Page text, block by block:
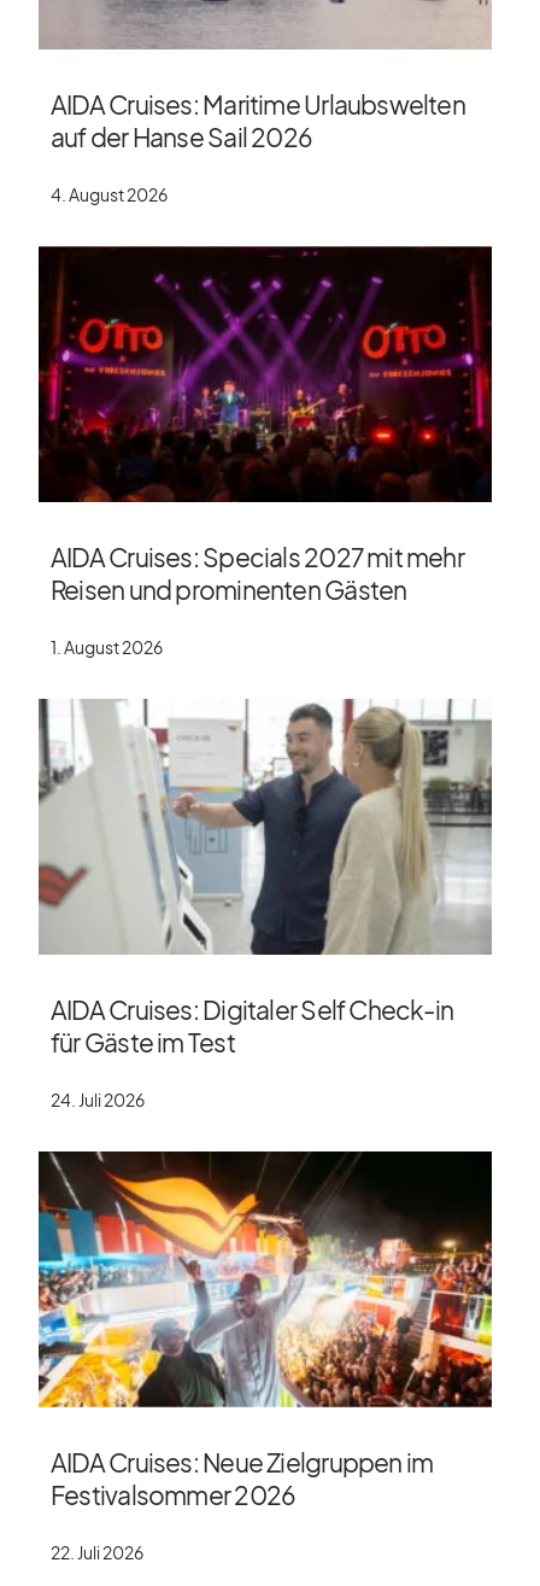
AIDA Cruises: Maritime Urlaubswelten
auf der Hanse Sail 2026
4. August 2026
AIDA Cruises: Specials 2027 mit mehr
Reisen und prominenten Gästen
1. August 2026
AIDA Cruises: Digitaler Self Check-in
für Gäste im Test
24. Juli 2026
AIDA Cruises: Neue Zielgruppen im
Festivalsommer 2026
22. Juli 2026